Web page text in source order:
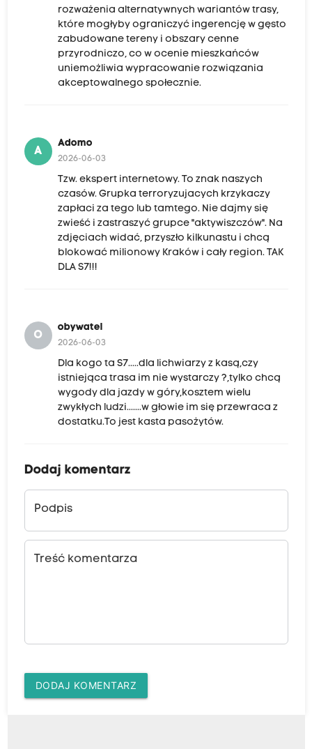
rozważenia alternatywnych wariantów trasy,
które mogłyby ograniczyć ingerencję w gęsto
zabudowane tereny i obszary cenne
przyrodniczo, co w ocenie mieszkańców
uniemożliwia wypracowanie rozwiązania
akceptowalnego społecznie.
A
Adomo
2026-06-03
Tzw. ekspert internetowy. To znak naszych
czasów. Grupka terroryzujacych krzykaczy
zapłaci za tego lub tamtego. Nie dajmy się
zwieść i zastraszyć grupce "aktywiszczów". Na
zdjęciach widać, przyszło kilkunastu i chcą
blokować milionowy Kraków i cały region. TAK
DLA S7!!!
O
obywatel
2026-06-03
Dla kogo ta S7.....dla lichwiarzy z kasą,czy
istniejąca trasa im nie wystarczy ?,tylko chcą
wygody dla jazdy w góry,kosztem wielu
zwykłych ludzi.......w głowie im się przewraca z
dostatku.To jest kasta pasożytów.
Dodaj komentarz
Podpis
Treść komentarza
DODAJ KOMENTARZ